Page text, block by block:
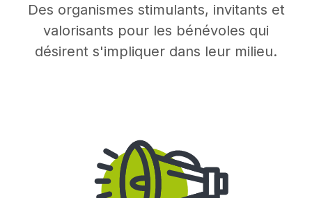
Des organismes stimulants, invitants et
valorisants pour les bénévoles qui
désirent s'impliquer dans leur milieu.